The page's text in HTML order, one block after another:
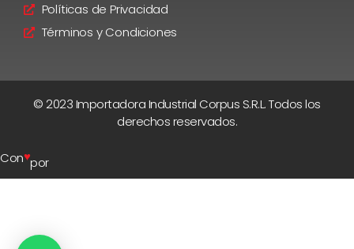
Políticas de Privacidad
Términos y Condiciones
© 2023 Importadora Industrial Corpus S.R.L. Todos los
derechos reservados.
Con♥por